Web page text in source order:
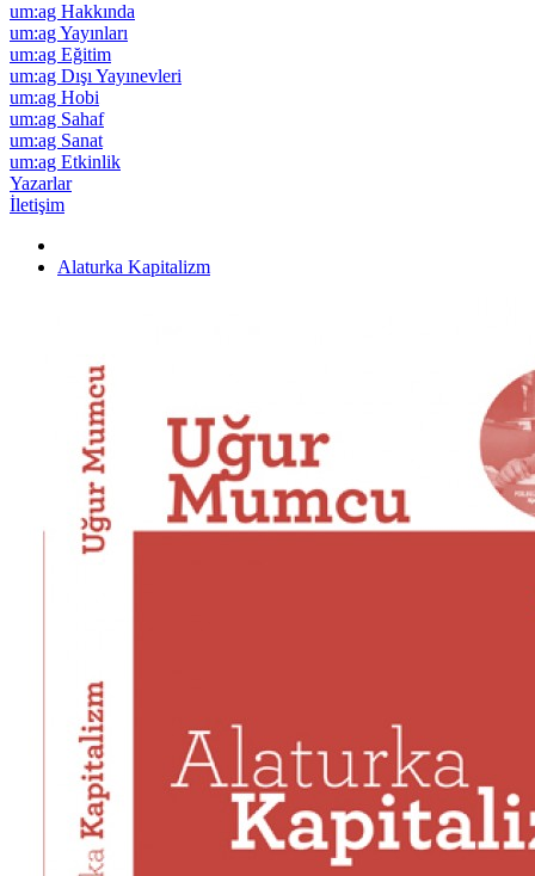
um:ag Hakkında
um:ag Yayınları
um:ag Eğitim
um:ag Dışı Yayınevleri
um:ag Hobi
um:ag Sahaf
um:ag Sanat
um:ag Etkinlik
Yazarlar
İletişim
Alaturka Kapitalizm